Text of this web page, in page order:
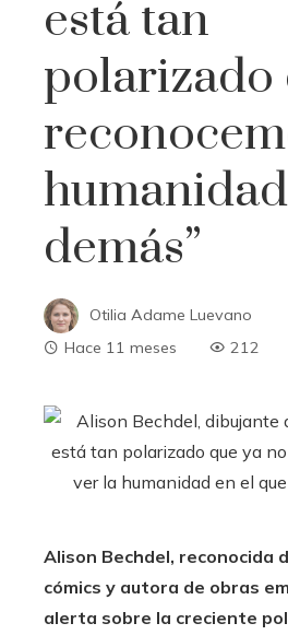
está tan
polarizado
demás”
Otilia Adame Luevano
Hace 11 meses
212
Alison Bechdel, reconocida
cómics y autora de obras
alerta sobre la creciente